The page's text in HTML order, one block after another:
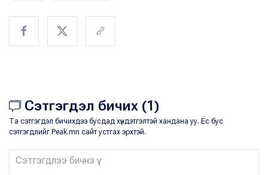
Сэтгэгдэл бичих (1)
Та сэтгэгдэл бичихдээ бусдад хүндэтгэлтэй хандана уу. Ёс бус
сэтгэгдлийг Peak.mn сайт устгах эрхтэй.